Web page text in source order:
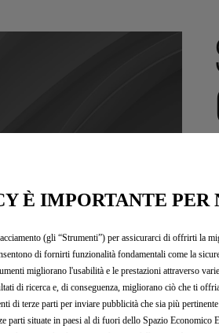
È IMPORTANTE PER
(gli “Strumenti”) per assicurarci di offrirti la
di fornirti funzionalità fondamentali come la
migliorano l'usabilità e le prestazioni attraverso
di ricerca e, di conseguenza, migliorano ciò che ti
di terze parti per inviare pubblicità che sia più
parti situate in paesi al di fuori dello Spazio Economico